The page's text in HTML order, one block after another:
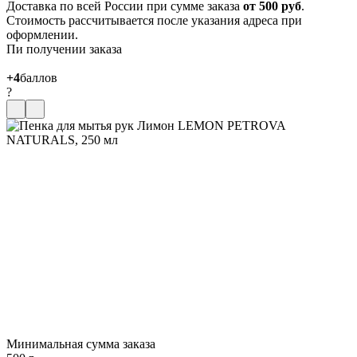
Доставка по всей России при сумме заказа от 500 руб.
Стоимость рассчитывается после указания адреса при
оформлении.
Пи получении заказа
+4баллов
?
Минимальная сумма заказа